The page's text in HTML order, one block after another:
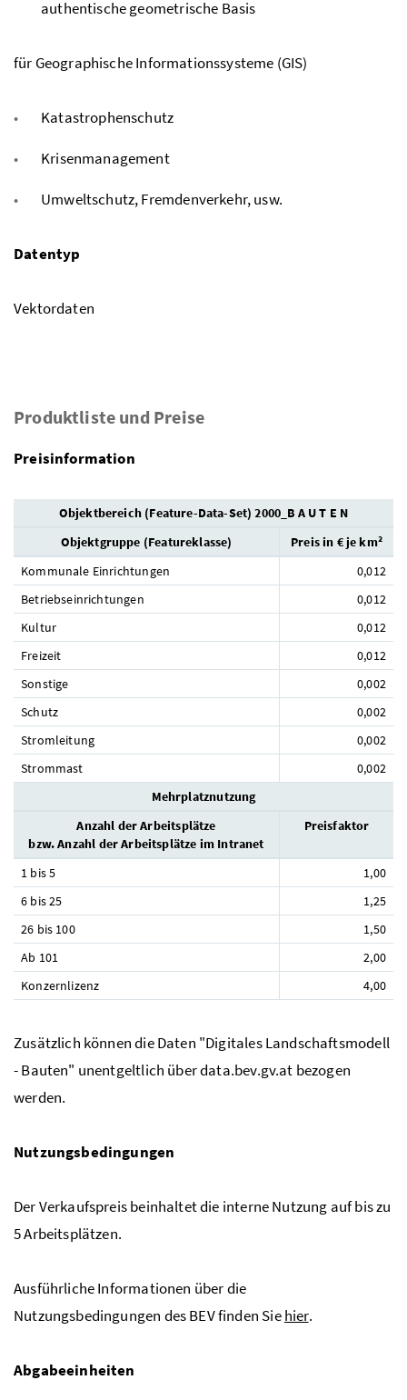
authentische geometrische Basis
für Geographische Informationssysteme (GIS)
Katastrophenschutz
Krisenmanagement
Umweltschutz, Fremdenverkehr, usw.
Datentyp
Vektordaten
Produktliste und Preise
Preisinformation
Objektbereich (Feature-Data-Set) 2000_B A U T E N
Objektgruppe (Featureklasse)
Preis in € je km²
Kommunale Einrichtungen
0,012
Betriebseinrichtungen
0,012
Kultur
0,012
Freizeit
0,012
Sonstige
0,002
Schutz
0,002
Stromleitung
0,002
Strommast
0,002
Mehrplatznutzung
Anzahl der Arbeitsplätze
bzw. Anzahl der Arbeitsplätze im Intranet
Preisfaktor
1 bis 5
1,00
6 bis 25
1,25
26 bis 100
1,50
Ab 101
2,00
Konzernlizenz
4,00
Zusätzlich können die Daten "Digitales Landschaftsmodell
- Bauten" unentgeltlich über data.bev.gv.at bezogen
werden.
Nutzungsbedingungen
Der Verkaufspreis beinhaltet die interne Nutzung auf bis zu
5 Arbeitsplätzen.
Ausführliche Informationen über die
Nutzungsbedingungen des BEV finden Siehier.
Abgabeeinheiten